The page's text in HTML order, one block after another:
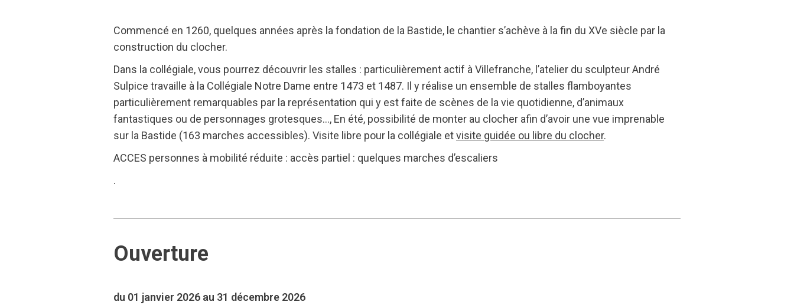
Commencé en 1260, quelques années après la fondation de la Bastide, le chantier s’achève à la fin du XVe siècle par la
construction du clocher.
Dans la collégiale, vous pourrez découvrir les stalles : particulièrement actif à Villefranche, l’atelier du sculpteur André
Sulpice travaille à la Collégiale Notre Dame entre 1473 et 1487. Il y réalise un ensemble de stalles flamboyantes
particulièrement remarquables par la représentation qui y est faite de scènes de la vie quotidienne, d’animaux
fantastiques ou de personnages grotesques…, En été, possibilité de monter au clocher afin d’avoir une vue imprenable
sur la Bastide (163 marches accessibles). Visite libre pour la collégiale etvisite guidée ou libre du clocher.
ACCES personnes à mobilité réduite : accès partiel : quelques marches d’escaliers
.
Ouverture
du 01 janvier 2026 au 31 décembre 2026